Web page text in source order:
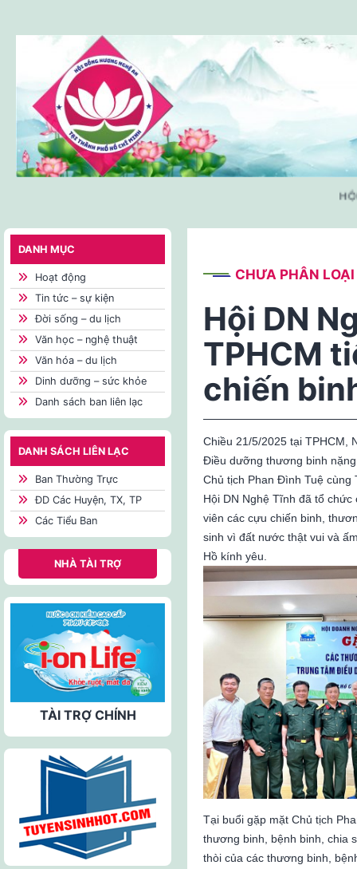
HỘI
DANH MỤC
Hoạt động
Tin tức – sự kiện
Đời sống – du lịch
Văn học – nghệ thuật
Văn hóa – du lịch
Dinh dưỡng – sức khỏe
Danh sách ban liên lạc
DANH SÁCH LIÊN LẠC
Ban Thường Trực
ĐD Các Huyện, TX, TP
Các Tiểu Ban
NHÀ TÀI TRỢ
TÀI TRỢ CHÍNH
CHƯA PHÂN LOẠI
Hội DN
TPHCM
chiến
Chiều 21/5/2025 tại TPHCM,
Điều dưỡng thương binh
Chủ tịch Phan Đình Tuệ
Hội DN Nghệ Tĩnh đã tổ
viên các cựu chiến binh,
sinh vì đất nước thật vui và
Hồ kính yêu.
Tại buổi gặp mặt Chủ tịch
thương binh, bệnh binh, chia
thòi của các thương binh,